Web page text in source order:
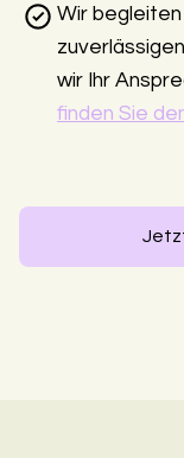
Wir
wir Ihr
finden Sie